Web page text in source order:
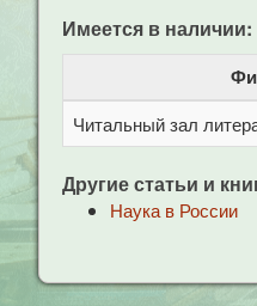
Имеется в наличии:
Читальный зал
Другие статьи и
Наука в России